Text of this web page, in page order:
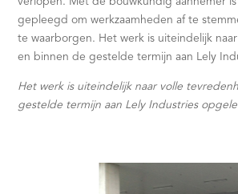
gepleegd om werkzaamheden af te
te waarborgen. Het werk is uiteindelijk
en binnen de gestelde termijn aan Lely
Het werk is uiteindelijk naar volle
gestelde termijn aan Lely Industries